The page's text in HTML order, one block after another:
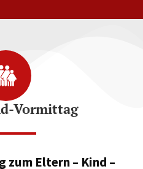
Vormittag
zum Eltern – Kind –